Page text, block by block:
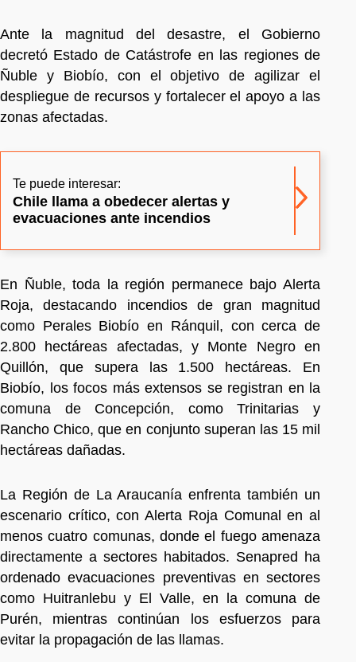
Ante la magnitud del desastre, el Gobierno
decretó Estado de Catástrofe en las regiones de
Ñuble y Biobío, con el objetivo de agilizar el
despliegue de recursos y fortalecer el apoyo a las
zonas afectadas.
Te puede interesar:
Chile llama a obedecer alertas y
evacuaciones ante incendios
En Ñuble, toda la región permanece bajo Alerta
Roja, destacando incendios de gran magnitud
como Perales Biobío en Ránquil, con cerca de
2.800 hectáreas afectadas, y Monte Negro en
Quillón, que supera las 1.500 hectáreas. En
Biobío, los focos más extensos se registran en la
comuna de Concepción, como Trinitarias y
Rancho Chico, que en conjunto superan las 15 mil
hectáreas dañadas.
La Región de La Araucanía enfrenta también un
escenario crítico, con Alerta Roja Comunal en al
menos cuatro comunas, donde el fuego amenaza
directamente a sectores habitados. Senapred ha
ordenado evacuaciones preventivas en sectores
como Huitranlebu y El Valle, en la comuna de
Purén, mientras continúan los esfuerzos para
evitar la propagación de las llamas.